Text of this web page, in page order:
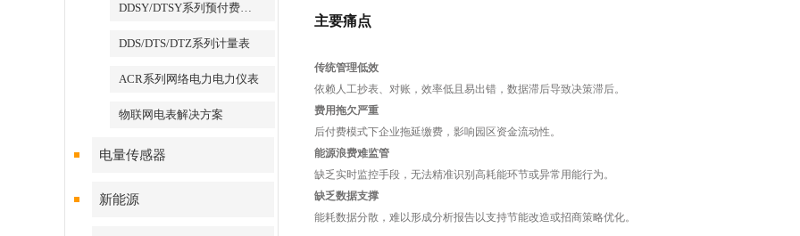
DDSY/DTSY系列预付费电表
DDS/DTS/DTZ系列计量表
ACR系列网络电力电力仪表
物联网电表解决方案
电量传感器
新能源
主要痛点
传统管理低效
依赖人工抄表、对账，效率低且易出错，数据滞后导致决策滞后。
费用拖欠严重
后付费模式下企业拖延缴费，影响园区资金流动性。
能源浪费难监管
缺乏实时监控手段，无法精准识别高耗能环节或异常用能行为。
缺乏数据支撑
能耗数据分散，难以形成分析报告以支持节能改造或招商策略优化。